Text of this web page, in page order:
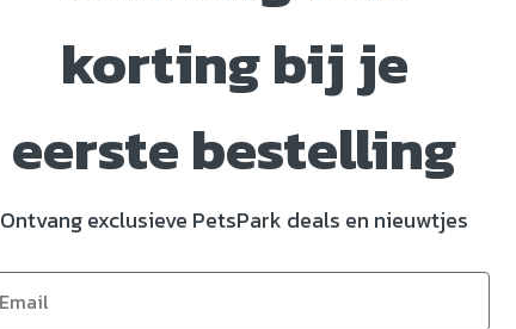
korting bij je
eerste bestelling
Ontvang exclusieve PetsPark deals en nieuwtjes